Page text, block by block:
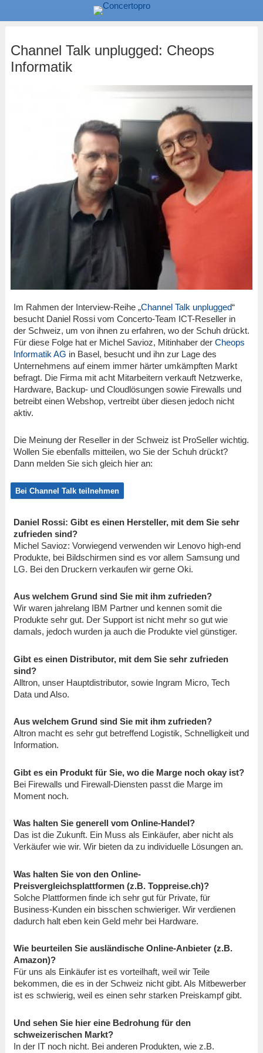
Channel Talk unplugged: Cheops
Informatik
Im Rahmen der Interview-Reihe „Channel Talk unplugged“
besucht Daniel Rossi vom Concerto-Team ICT-Reseller in
der Schweiz, um von ihnen zu erfahren, wo der Schuh drückt.
Für diese Folge hat er Michel Savioz, Mitinhaber der Cheops
Informatik AG in Basel, besucht und ihn zur Lage des
Unternehmens auf einem immer härter umkämpften Markt
befragt. Die Firma mit acht Mitarbeitern verkauft Netzwerke,
Hardware, Backup- und Cloudlösungen sowie Firewalls und
betreibt einen Webshop, vertreibt über diesen jedoch nicht
aktiv.
Die Meinung der Reseller in der Schweiz ist ProSeller wichtig.
Wollen Sie ebenfalls mitteilen, wo Sie der Schuh drückt?
Dann melden Sie sich gleich hier an:
Bei Channel Talk teilnehmen
Daniel Rossi: Gibt es einen Hersteller, mit dem Sie sehr
zufrieden sind?
Michel Savioz: Vorwiegend verwenden wir Lenovo high-end
Produkte, bei Bildschirmen sind es vor allem Samsung und
LG. Bei den Druckern verkaufen wir gerne Oki.
Aus welchem Grund sind Sie mit ihm zufrieden?
Wir waren jahrelang IBM Partner und kennen somit die
Produkte sehr gut. Der Support ist nicht mehr so gut wie
damals, jedoch wurden ja auch die Produkte viel günstiger.
Gibt es einen Distributor, mit dem Sie sehr zufrieden
sind?
Alltron, unser Hauptdistributor, sowie Ingram Micro, Tech
Data und Also.
Aus welchem Grund sind Sie mit ihm zufrieden?
Altron macht es sehr gut betreffend Logistik, Schnelligkeit und
Information.
Gibt es ein Produkt für Sie, wo die Marge noch okay ist?
Bei Firewalls und Firewall-Diensten passt die Marge im
Moment noch.
Was halten Sie generell vom Online-Handel?
Das ist die Zukunft. Ein Muss als Einkäufer, aber nicht als
Verkäufer wie wir. Wir bieten da zu individuelle Lösungen an.
Was halten Sie von den Online-
Preisvergleichsplattformen (z.B. Toppreise.ch)?
Solche Plattformen finde ich sehr gut für Private, für
Business-Kunden ein bisschen schwieriger. Wir verdienen
dadurch halt eben kein Geld mehr bei Hardware.
Wie beurteilen Sie ausländische Online-Anbieter (z.B.
Amazon)?
Für uns als Einkäufer ist es vorteilhaft, weil wir Teile
bekommen, die es in der Schweiz nicht gibt. Als Mitbewerber
ist es schwierig, weil es einen sehr starken Preiskampf gibt.
Und sehen Sie hier eine Bedrohung für den
schweizerischen Markt?
In der IT noch nicht. Bei anderen Produkten, wie z.B.